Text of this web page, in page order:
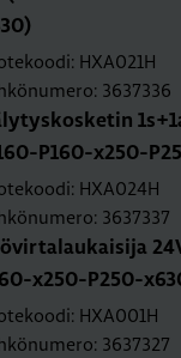
HXA021H
3637336
P160-x250-
HXA024H
3637337
x250-P250-
HXA001H
3637327